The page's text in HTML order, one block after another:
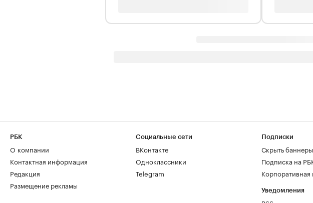
РБК
О компании
Контактная информация
Редакция
Размещение рекламы
Социальные сети
ВКонтакте
Одноклассники
Telegram
Подписки
Скрыть
Подписка на
Корпоративная
Уведомления